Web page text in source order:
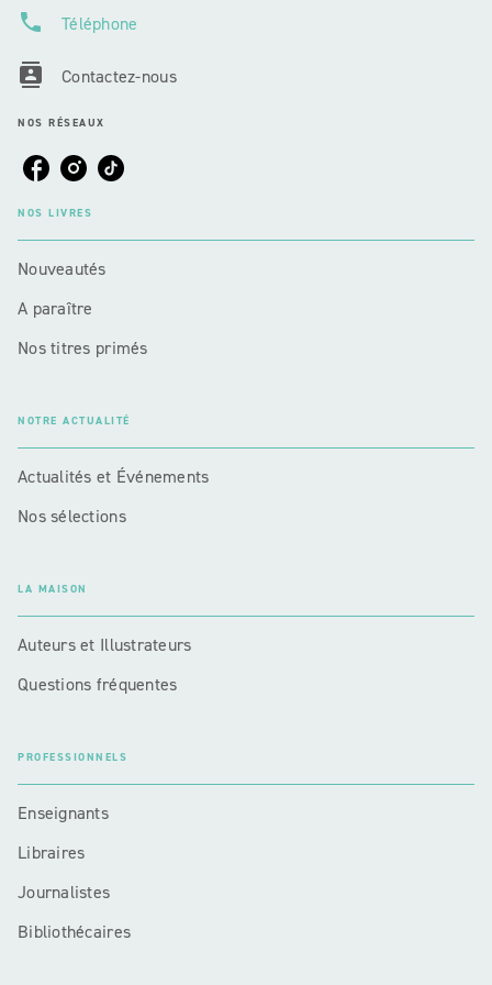
phone Téléphone
contacts Contactez-nous
NOS RÉSEAUX
NOS LIVRES
Nouveautés
A paraître
Nos titres primés
NOTRE ACTUALITÉ
Actualités et Événements
Nos sélections
LA MAISON
Auteurs et Illustrateurs
Questions fréquentes
PROFESSIONNELS
Enseignants
Libraires
Journalistes
Bibliothécaires